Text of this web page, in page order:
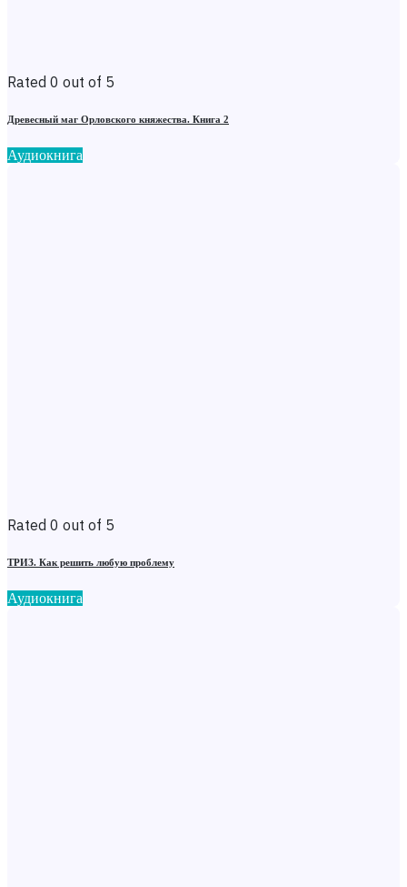
Rated 0 out of 5
Древесный маг Орловского княжества. Книга 2
Аудиокнига
Rated 0 out of 5
ТРИЗ. Как решить любую проблему
Аудиокнига